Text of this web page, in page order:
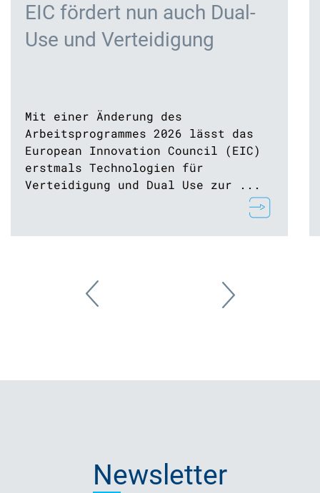
EIC fördert nun auch Dual-
Use und Verteidigung
Mit einer Änderung des
Arbeitsprogrammes 2026 lässt das
European Innovation Council (EIC)
erstmals Technologien für
Verteidigung und Dual Use zur ...
Newsletter